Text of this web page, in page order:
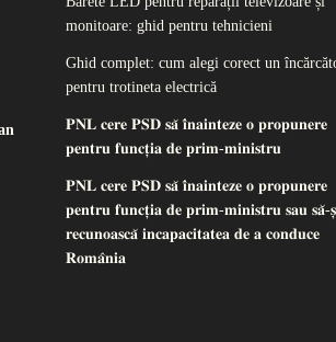
monitoare: ghid pentru tehnicieni
Ghid complet: cum alegi corect un
pentru trotineta electrică
𝐏𝐍𝐋 𝐜𝐞𝐫𝐞 𝐏𝐒𝐃 𝐬𝐚̆ 𝐢̂𝐧𝐚𝐢𝐧𝐭𝐞𝐳𝐞 𝐨 𝐩𝐫𝐨𝐩𝐮𝐧𝐞𝐫𝐞
𝐩𝐞𝐧𝐭𝐫𝐮 𝐟𝐮𝐧𝐜𝐭̦𝐢𝐚 𝐝𝐞 𝐩𝐫𝐢𝐦-𝐦𝐢𝐧𝐢𝐬𝐭𝐫𝐮
𝐏𝐍𝐋 𝐜𝐞𝐫𝐞 𝐏𝐒𝐃 𝐬𝐚̆ 𝐢̂𝐧𝐚𝐢𝐧𝐭𝐞𝐳𝐞 𝐨 𝐩𝐫𝐨𝐩𝐮𝐧𝐞𝐫𝐞
𝐩𝐞𝐧𝐭𝐫𝐮 𝐟𝐮𝐧𝐜𝐭̦𝐢𝐚 𝐝𝐞 𝐩𝐫𝐢𝐦-𝐦𝐢𝐧𝐢𝐬𝐭𝐫𝐮 𝐬𝐚𝐮 𝐬𝐚̆-
𝐫𝐞𝐜𝐮𝐧𝐨𝐚𝐬𝐜𝐚̆ 𝐢𝐧𝐜𝐚𝐩𝐚𝐜𝐢𝐭𝐚𝐭𝐞𝐚 𝐝𝐞 𝐚 𝐜𝐨𝐧𝐝𝐮𝐜𝐞
𝐑𝐨𝐦𝐚̂𝐧𝐢𝐚